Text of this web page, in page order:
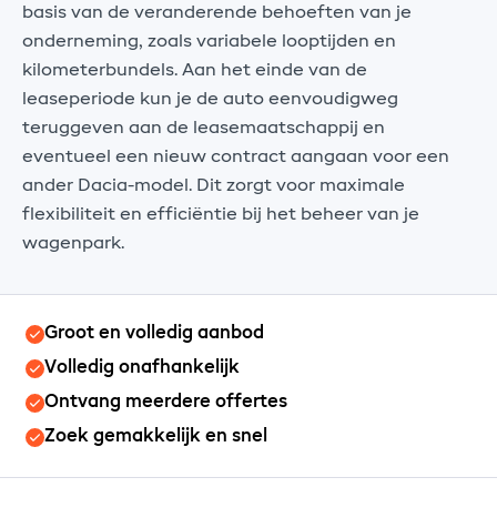
basis van de veranderende behoeften van je
onderneming, zoals variabele looptijden en
kilometerbundels. Aan het einde van de
leaseperiode kun je de auto eenvoudigweg
teruggeven aan de leasemaatschappij en
eventueel een nieuw contract aangaan voor een
ander Dacia-model. Dit zorgt voor maximale
flexibiliteit en efficiëntie bij het beheer van je
wagenpark.
Groot en volledig aanbod
Volledig onafhankelijk
Ontvang meerdere offertes
Zoek gemakkelijk en snel